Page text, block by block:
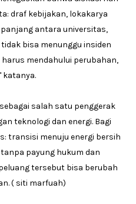
draf kebijakan, lokakarya
antara universitas,
bisa menunggu insiden
mendahului perubahan,
katanya.
salah satu penggerak
teknologi dan energi. Bagi
transisi menuju energi bersih
payung hukum dan
tersebut bisa berubah
( siti marfuah)